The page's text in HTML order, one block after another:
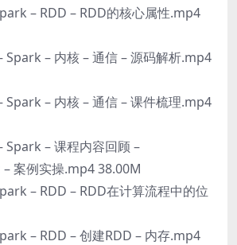
– RDD – RDD的核心属性.mp4
– 内核 – 通信 – 源码解析.mp4
– 内核 – 通信 – 课件梳理.mp4
– 课程内容回顾 –
案例实操.mp4 38.00M
– RDD – RDD在计算流程中的位
– RDD – 创建RDD – 内存.mp4